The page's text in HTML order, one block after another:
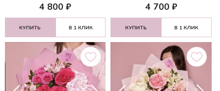
4 800 ₽
КУПИТЬ В 1 КЛИК
4 700₽
КУПИТЬ В 1 КЛИК
НАЙТИ